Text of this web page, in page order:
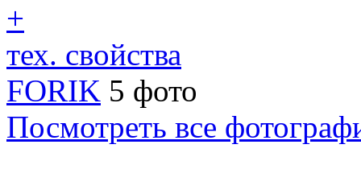
+
тех. свойства
FORIK 5 фото
Посмотреть все